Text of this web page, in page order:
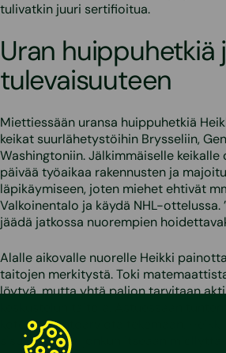
tulivatkin juuri sertifioitua.
Uran huippuhetkiä
tulevaisuuteen
Miettiessään uransa huippuhetkiä
keikat suurlähetystöihin Brysseliin,
Washingtoniin. Jälkimmäiselle
päivää työaikaa rakennusten ja
läpikäymiseen, joten miehet ehtivät
Valkoinentalo ja käydä NHL-ottelussa.
jäädä jatkossa nuorempien
Alalle aikovalle nuorelle Heikki
taitojen merkitystä. Toki
löytyä, mutta yhtä paljon tarvitaan
koteihin kuntoarviota tekemään,
sisustuksesta jonkun itseään